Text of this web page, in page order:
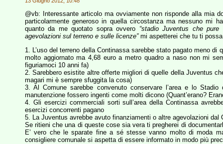
@vb: Interessante articolo ma ovviamente non risponde alla mia
particolarmente generoso in quella circostanza ma nessuno mi
quanto da me quotato sopra ovvero “stadio Juventus che
agevolazioni sul terreno e sulle licenze”mi aspetterei che tu ti
1. L’uso del terreno della Continassa sarebbe stato pagato meno
molto aggiornato ma 4,68 euro a metro quadro a naso non mi
figuriamoci 10 anni fa)
2. Sarebbero esistite altre offerte migliori di quelle della Juventus
magari mi è sempre sfuggita la cosa)
3. Al Comune sarebbe convenuto conservare l’area e lo
manutenzione fossero ingenti come molti dicono (Quant’erano?
4. Gli esercizi commerciali sorti sull’area della Continassa
esercizi concorrenti pagano
5. La Juventus avrebbe avuto finanziamenti o altre agevolazioni dal
Se ritieni che una di queste cose sia vera ti pregherei di
E’ vero che le sparate fine a sé stesse vanno molto di moda
consigliere comunale si aspetta di essere informato in modo più